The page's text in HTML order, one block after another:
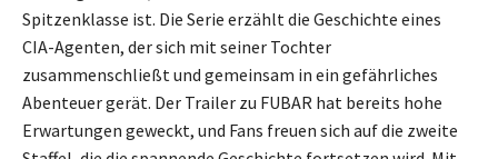
Spitzenklasse ist. Die Serie erzählt die Geschichte eines
CIA-Agenten, der sich mit seiner Tochter
zusammenschließt und gemeinsam in ein gefährliches
Abenteuer gerät. Der Trailer zu FUBAR hat bereits hohe
Erwartungen geweckt, und Fans freuen sich auf die zweite